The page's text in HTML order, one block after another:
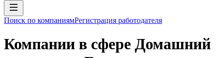
Поиск по компаниямРегистрация работодателя
Компании в сфере Домашний